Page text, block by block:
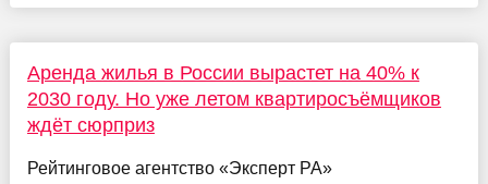
Аренда жилья в России вырастет на 40% к
2030 году. Но уже летом квартиросъёмщиков
ждёт сюрприз
Рейтинговое агентство «Эксперт РА»